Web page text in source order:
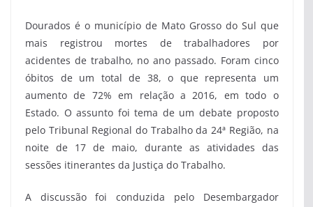
Dourados é o município de Mato Grosso do Sul que
mais registrou mortes de trabalhadores por
acidentes de trabalho, no ano passado. Foram cinco
óbitos de um total de 38, o que representa um
aumento de 72% em relação a 2016, em todo o
Estado. O assunto foi tema de um debate proposto
pelo Tribunal Regional do Trabalho da 24ª Região, na
noite de 17 de maio, durante as atividades das
sessões itinerantes da Justiça do Trabalho.
A discussão foi conduzida pelo Desembargador